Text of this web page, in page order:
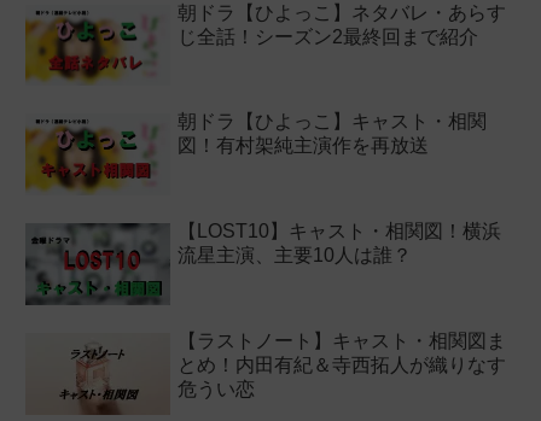
朝ドラ【ひよっこ】ネタバレ・あらす
じ全話！シーズン2最終回まで紹介
朝ドラ【ひよっこ】キャスト・相関
図！有村架純主演作を再放送
【LOST10】キャスト・相関図！横浜
流星主演、主要10人は誰？
【ラストノート】キャスト・相関図ま
とめ！内田有紀＆寺西拓人が織りなす
危うい恋